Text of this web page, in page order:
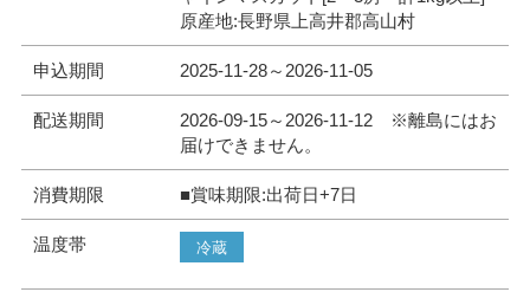
原産地:長野県上高井郡高山村
申込期間 2025-11-28～2026-11-05
配送期間
2026-09-15～2026-11-12 ※離島にはお
届けできません。
消費期限 ■賞味期限:出荷日+7日
温度帯 冷蔵